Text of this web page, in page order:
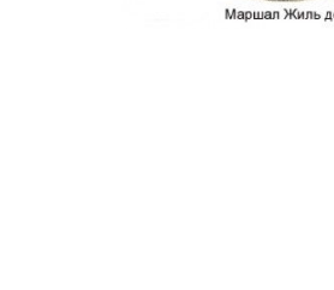
правая рука Жанны д’Арк,
и убийца детей. Все это —